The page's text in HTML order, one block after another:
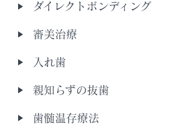
ダイレクトボンディング
審美治療
入れ歯
親知らずの抜歯
歯髄温存療法